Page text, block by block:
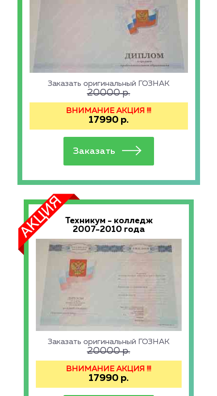
Заказать оригинальный ГОЗНАК
20000р.
ВНИМАНИЕ АКЦИЯ !!!
17990 р.
Техникум - колледж
2007-2010 года
Заказать оригинальный ГОЗНАК
20000р.
ВНИМАНИЕ АКЦИЯ !!!
17990 р.